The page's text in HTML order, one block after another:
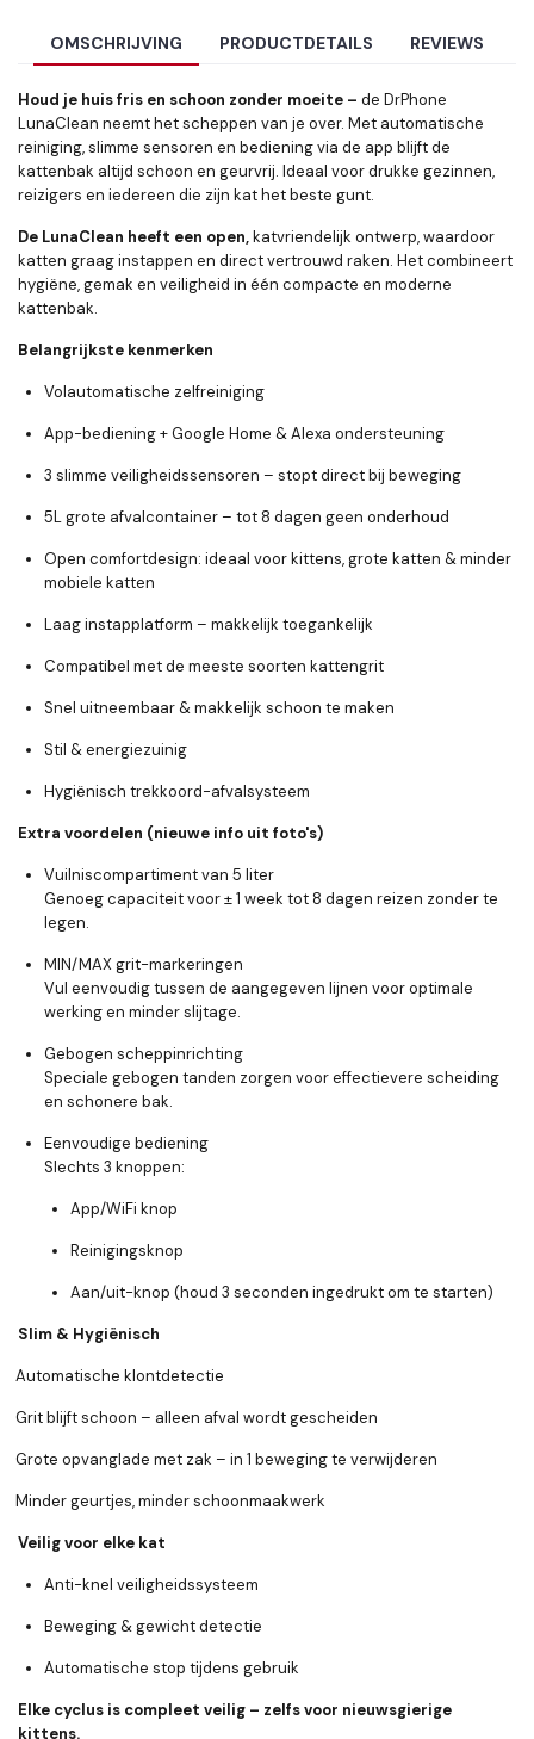
OMSCHRIJVING PRODUCTDETAILS REVIEWS
Houd je huis fris en schoon zonder moeite – de DrPhone
LunaClean neemt het scheppen van je over. Met automatische
reiniging, slimme sensoren en bediening via de app blijft de
kattenbak altijd schoon en geurvrij. Ideaal voor drukke gezinnen,
reizigers en iedereen die zijn kat het beste gunt.
De LunaClean heeft een open,katvriendelijk ontwerp, waardoor
katten graag instappen en direct vertrouwd raken. Het combineert
hygiëne, gemak en veiligheid in één compacte en moderne
kattenbak.
Belangrijkste kenmerken
Volautomatische zelfreiniging
App-bediening + Google Home & Alexa ondersteuning
3 slimme veiligheidssensoren – stopt direct bij beweging
5L grote afvalcontainer – tot 8 dagen geen onderhoud
Open comfortdesign: ideaal voor kittens, grote katten & minder
mobiele katten
Laag instapplatform – makkelijk toegankelijk
Compatibel met de meeste soorten kattengrit
Snel uitneembaar & makkelijk schoon te maken
Stil & energiezuinig
Hygiënisch trekkoord-afvalsysteem
Extra voordelen (nieuwe info uit foto's)
Vuilniscompartiment van 5 liter
Genoeg capaciteit voor ± 1 week tot 8 dagen reizen zonder te
legen.
MIN/MAX grit-markeringen
Vul eenvoudig tussen de aangegeven lijnen voor optimale
werking en minder slijtage.
Gebogen scheppinrichting
Speciale gebogen tanden zorgen voor effectievere scheiding
en schonere bak.
Eenvoudige bediening
Slechts 3 knoppen:
App/WiFi knop
Reinigingsknop
Aan/uit-knop (houd 3 seconden ingedrukt om te starten)
Slim & Hygiënisch
Automatische klontdetectie
Grit blijft schoon – alleen afval wordt gescheiden
Grote opvanglade met zak – in 1 beweging te verwijderen
Minder geurtjes, minder schoonmaakwerk
Veilig voor elke kat
Anti-knel veiligheidssysteem
Beweging & gewicht detectie
Automatische stop tijdens gebruik
Elke cyclus is compleet veilig – zelfs voor nieuwsgierige
kittens.